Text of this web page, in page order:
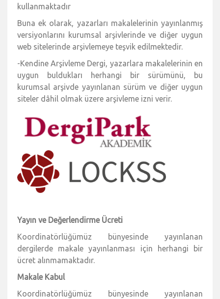
kullanmaktadır
Buna ek olarak, yazarları makalelerinin yayınlanmış
versiyonlarını kurumsal arşivlerinde ve diğer uygun
web sitelerinde arşivlemeye teşvik edilmektedir.
-Kendine Arşivleme Dergi, yazarlara makalelerinin en
uygun buldukları herhangi bir sürümünü, bu
kurumsal arşivde yayınlanan sürüm ve diğer uygun
siteler dâhil olmak üzere arşivleme izni verir.
Yayın ve Değerlendirme Ücreti
Koordinatörlüğümüz bünyesinde yayınlanan
dergilerde makale yayınlanması için herhangi bir
ücret alınmamaktadır.
Makale Kabul
Koordinatörlüğümüz bünyesinde yayınlanan